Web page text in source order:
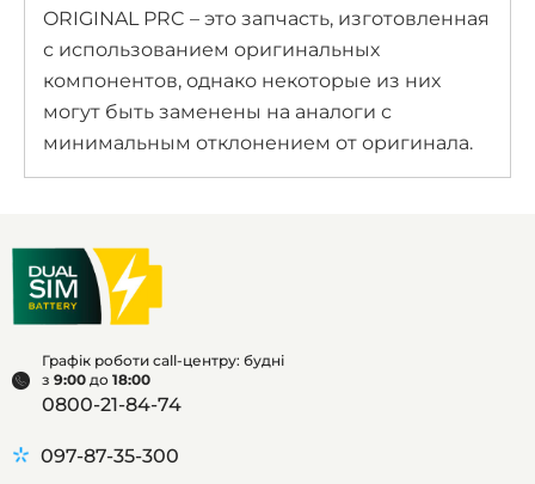
ORIGINAL PRC – это запчасть, изготовленная
с использованием оригинальных
компонентов, однако некоторые из них
могут быть заменены на аналоги с
минимальным отклонением от оригинала.
Графік роботи call-центру: будні
з 9:00 до 18:00
0800-21-84-74
097-87-35-300